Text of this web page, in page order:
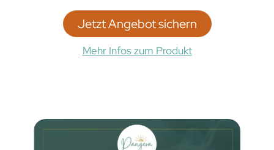
Jetzt Angebot sichern
Mehr Infos zum Produkt